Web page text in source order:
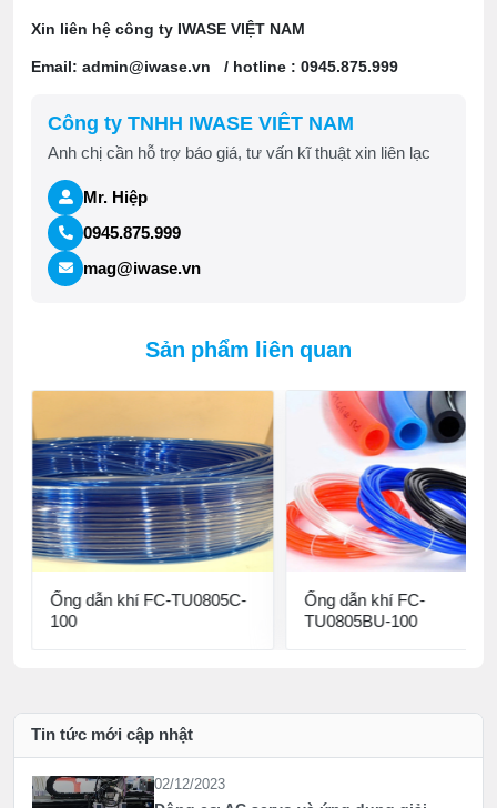
Tin tức mới cập nhật
02/12/2023
Xin liên hệ công ty IWASE VIỆT NAM
Email: admin@iwase.vn / hotline : 0945.875.999
Công ty TNHH IWASE VIÊT NAM
Anh chị cần hỗ trợ báo giá, tư vấn kĩ thuật xin liên lạc
Mr. Hiệp
0945.875.999
mag@iwase.vn
Sản phẩm liên quan
Ống dẫn khí FC-TU0805C-
100
Ống dẫn khí FC-
TU0805BU-100